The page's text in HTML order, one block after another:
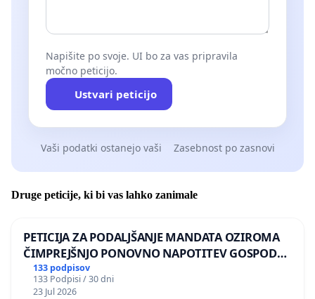
Napišite po svoje. UI bo za vas pripravila
močno peticijo.
Ustvari peticijo
Vaši podatki ostanejo vaši Zasebnost po zasnovi
Druge peticije, ki bi vas lahko zanimale
PETICIJA ZA PODALJŠANJE MANDATA OZIROMA
ČIMPREJŠNJO PONOVNO NAPOTITEV GOSPODA
BERNARDA ŠRAJNERJA NA VELEPOSLANIŠTVO
REPUBLIKE SLOVENIJE V MOSKVI
133 podpisov
133 Podpisi / 30 dni
23 Jul 2026